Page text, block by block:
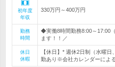
初年度
年収
330万円～400万円
勤務
時間
◆実働8時間勤務8:00～17:00
ます！！／
休日
休暇
【休日】* 週休2日制（水曜
勤あり※会社カレンダーによ